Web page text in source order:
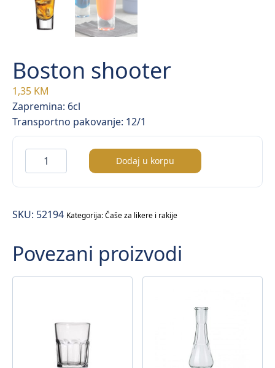
Boston shooter
1,35 KM
Zapremina: 6cl
Transportno pakovanje: 12/1
Boston
shooter
količina
Dodaj u korpu
SKU: 52194 Kategorija:Čaše za likere i rakije
Povezani proizvodi